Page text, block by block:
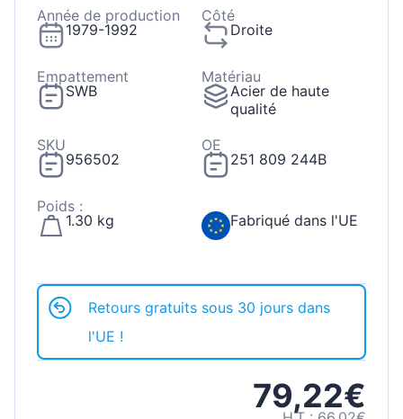
Année de production
1979-1992
Côté
Droite
Empattement
SWB
Matériau
Acier de haute
qualité
SKU
956502
OE
251 809 244B
Poids :
1.30 kg
Fabriqué dans l'UE
Retours gratuits sous 30 jours dans
l'UE !
79,22€